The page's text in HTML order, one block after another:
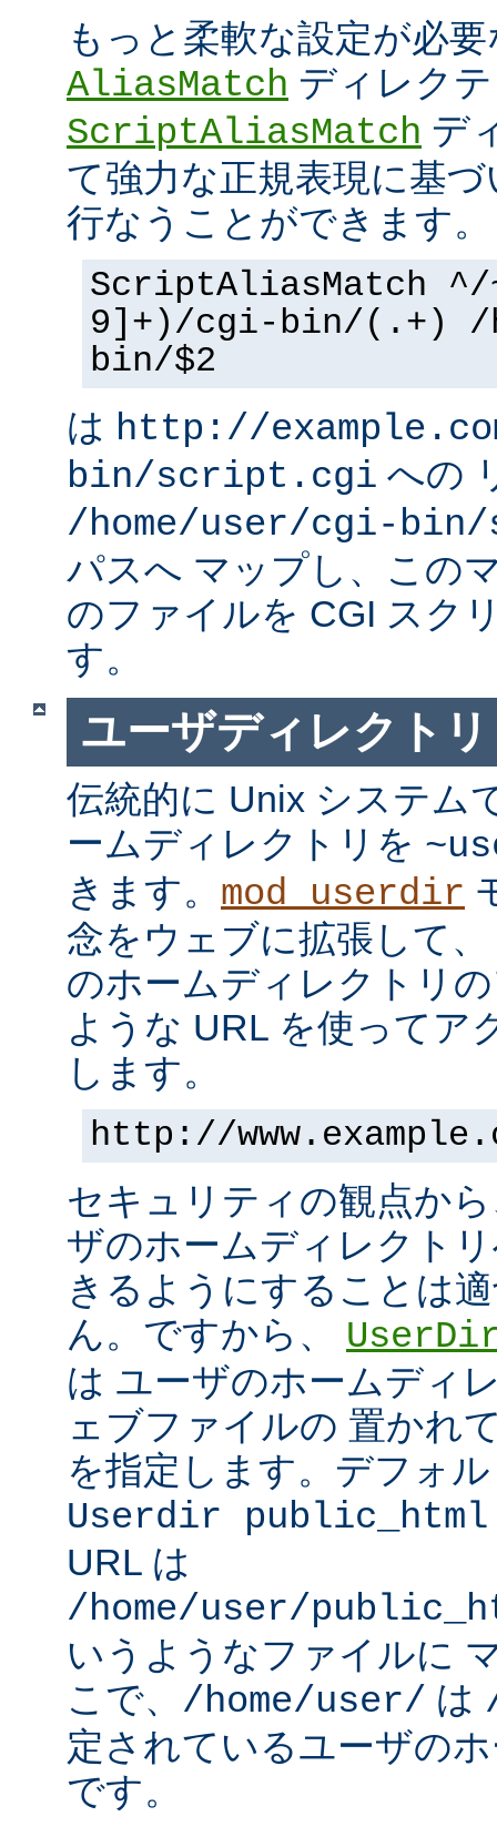
もっと柔軟な設定が必
AliasMatch ディレク
ScriptAliasMatch デ
て強力な正規表現に基
行なうことができます
ScriptAliasMatch
9]+)/cgi-bin/(.+) /
bin/$2
は http://
bin/script.cgi への
/home/user/cgi-
パスへ マップし、この
のファイルを CGI スク
す。
ユーザディレクトリ
伝統的に Unix システム
ームディレクトリを
きます。 mod_userdir
念をウェブに拡張して
のホームディレクトリ
ような URL を使ってア
します。
http://
セキュリティの観点か
ザのホームディレクト
きるようにすることは
ん。ですから、
は ユーザのホームディ
ェブファイルの 置かれ
を指定します。デフォ
Userdir public_html
URL は
/home/user/
いうようなファイルに
こで、 /home/user/ は
定されているユーザの
です。